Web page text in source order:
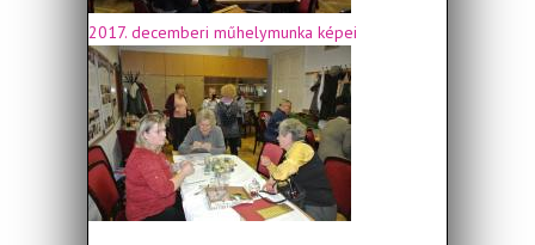
2017. decemberi műhelymunka képei